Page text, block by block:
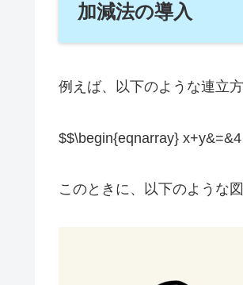
加減法の導入
例えば、以下のような連立
$$\begin{eqnarray}
このときに、以下のような